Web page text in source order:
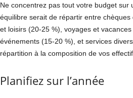
Ne concentrez pas tout votre budget sur
équilibre serait de répartir entre
et loisirs (20-25 %), voyages et
événements (15-20 %), et services
répartition à la composition de vos
Planifiez sur l’année